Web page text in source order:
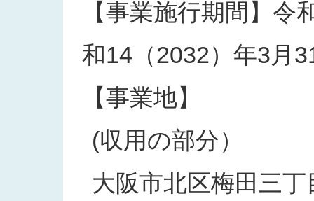
【事業施行期間】
和14（2032）年3月
【事業地】
(収用の部分）
大阪市北区梅田三